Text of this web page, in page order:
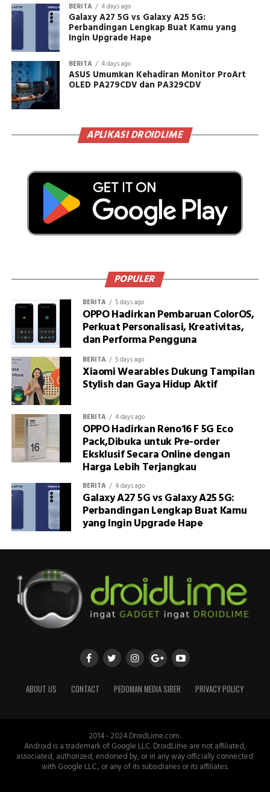
BERITA 4 days ago
Galaxy A27 5G vs Galaxy A25 5G:
Perbandingan Lengkap Buat Kamu yang
Ingin Upgrade Hape
BERITA 4 days ago
ASUS Umumkan Kehadiran Monitor ProArt
OLED PA279CDV dan PA329CDV
APLIKASI DROIDLIME
POPULER
BERITA 5 days ago
OPPO Hadirkan Pembaruan ColorOS,
Perkuat Personalisasi, Kreativitas,
dan Performa Pengguna
BERITA 5 days ago
Xiaomi Wearables Dukung Tampilan
Stylish dan Gaya Hidup Aktif
BERITA 4 days ago
OPPO Hadirkan Reno16 F 5G Eco
Pack,Dibuka untuk Pre-order
Eksklusif Secara Online dengan
Harga Lebih Terjangkau
BERITA 4 days ago
Galaxy A27 5G vs Galaxy A25 5G:
Perbandingan Lengkap Buat Kamu
yang Ingin Upgrade Hape
ABOUT US CONTACT PEDOMAN MEDIA SIBER PRIVACY POLICY
2014 - 2024 DroidLime.com.
Android is a trademark of Google LLC. DroidLime are not affiliated,
associated, authorized, endorsed by, or in any way officially connected
with Google LLC., or any of its subsidiaries or its affiliates.